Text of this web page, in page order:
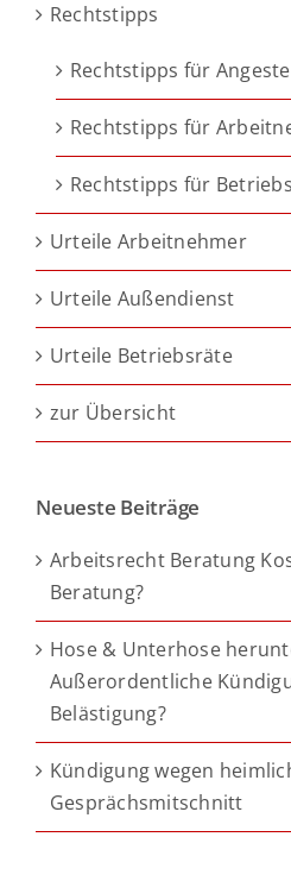
Rechtstipps
Rechtstipps für
Rechtstipps für
Rechtstipps für
Urteile Arbeitnehmer
Urteile Außendienst
Urteile Betriebsräte
zur Übersicht
Neueste Beiträge
Arbeitsrecht Beratung
Beratung?
Hose & Unterhose
Außerordentliche
Belästigung?
Kündigung wegen
Gesprächsmitschnitt